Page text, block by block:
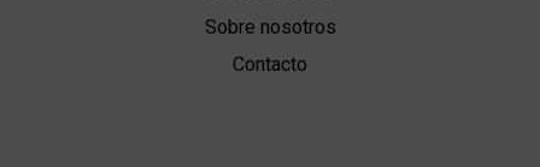
Sobre nosotros
Contacto